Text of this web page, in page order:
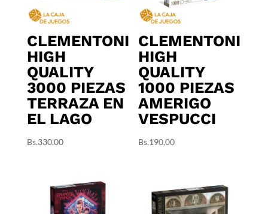
CLEMENTONI
HIGH
QUALITY
3000 PIEZAS
TERRAZA EN
EL LAGO
Bs.330,00
CLEMENTONI
HIGH
QUALITY
1000 PIEZAS
AMERIGO
VESPUCCI
Bs.190,00